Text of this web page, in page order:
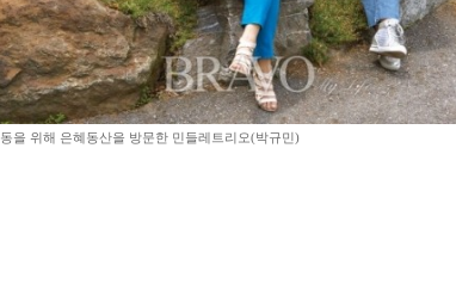
을 위해 은혜동산을 방문한 민들레트리오(박규민)